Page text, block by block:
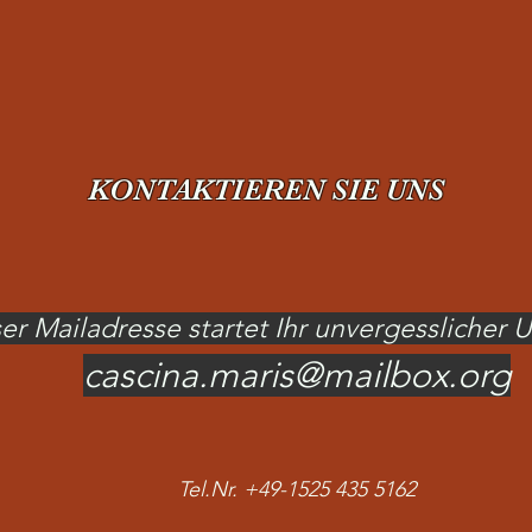
KONTAKTIEREN SIE UNS
Mailadresse startet Ihr unvergesslicher
cascina.maris@mailbox.org
Tel.Nr. +49-1525 435 5162